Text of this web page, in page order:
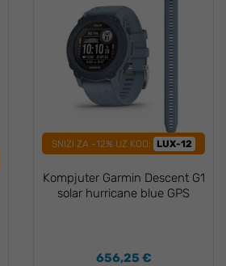
SNIZI ZA -12% UZ KOD: LUX-12
Kompjuter Garmin Descent G1
solar hurricane blue GPS
656,25 €